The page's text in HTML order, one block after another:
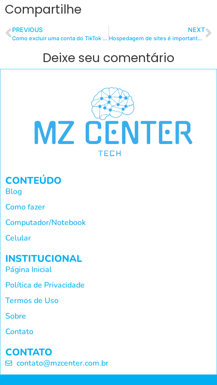
Compartilhe
PREVIOUS
Como excluir uma conta do TikTok permanentemente?
NEXT
Hospedagem de sites é importante para o meu Site? Confira!
Deixe seu comentário
CONTEÚDO
Blog
Como fazer
Computador/Notebook
Celular
INSTITUCIONAL
Página Inicial
Política de Privacidade
Termos de Uso
Sobre
Contato
CONTATO
contato@mzcenter.com.br